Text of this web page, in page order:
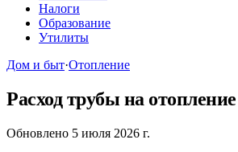
Налоги
Образование
Утилиты
Дом и быт·Отопление
Расход трубы на отопление
Обновлено 5 июля 2026 г.